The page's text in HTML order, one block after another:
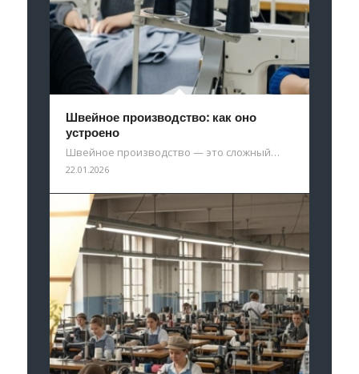
Швейное производство: как оно
устроено
Швейное производство — это сложный…
22.01.2026